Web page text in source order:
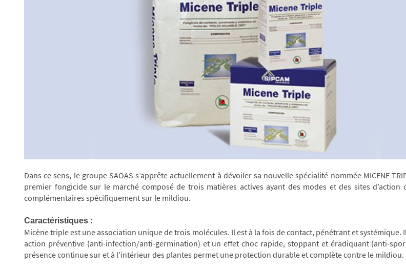
Dans ce sens, le groupe SAOAS s’apprête actuellement à dévoiler sa nouvelle spécialité nommée MICENE
premier fongicide sur le marché composé de trois matières actives ayant des modes et des sites d’action
complémentaires spécifiquement sur le mildiou.
Caractéristiques :
Micène triple est une association unique de trois molécules. Il est à la fois de contact, pénétrant et systémique.
action préventive (anti-infection/anti-germination) et un effet choc rapide, stoppant et éradiquant (anti-
présence continue sur et à l’intérieur des plantes permet une protection durable et complète contre le mildiou.